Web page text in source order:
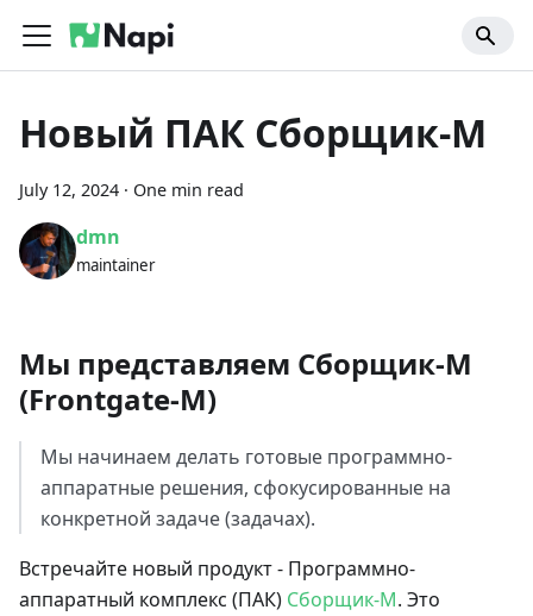
Новый ПАК Сборщик-М
July 12, 2024 · One min read
dmn
maintainer
Мы представляем Сборщик-М
(Frontgate-M)
Мы начинаем делать готовые программно-
аппаратные решения, сфокусированные на
конкретной задаче (задачах).
Встречайте новый продукт - Программно-
аппаратный комплекс (ПАК) Сборщик-М. Это